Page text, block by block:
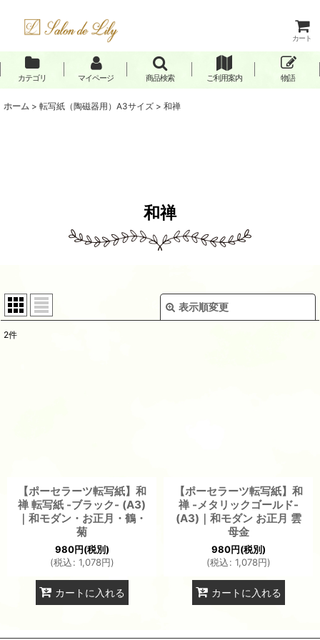
カート
カテゴリ マイページ 商品検索 ご利用案内 物語
ホーム > 転写紙（陶磁器用）A3サイズ > 和禅
和禅
表示順変更
2件
【ポーセラーツ転写紙】和
禅 転写紙 -ブラック- (A3)
｜和モダン・お正月・鶴・
菊
980円(税別)
(税込: 1,078円)
カートに入れる
【ポーセラーツ転写紙】和
禅 -メタリックゴールド-
(A3)｜和モダン お正月 雲
母金
980円(税別)
(税込: 1,078円)
カートに入れる